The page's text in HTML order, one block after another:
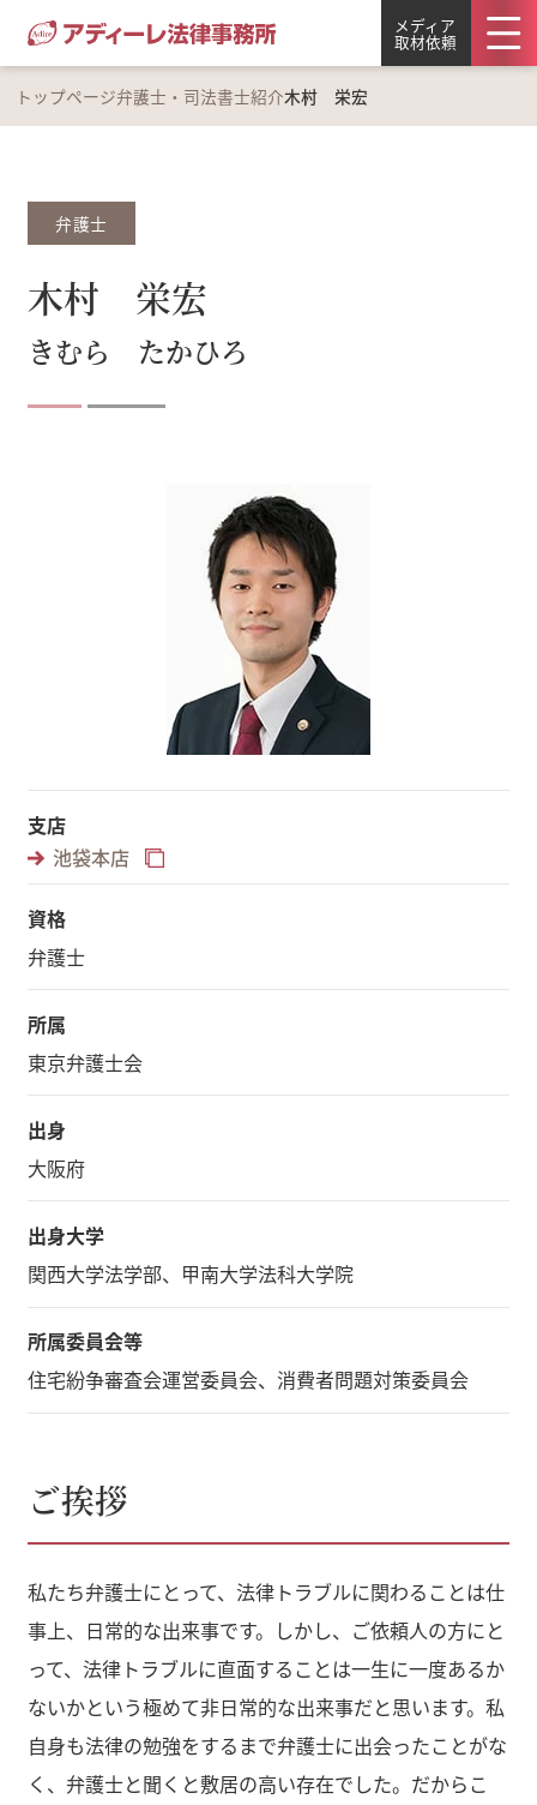
メディア
取材依頼
トップページ弁護士・司法書士紹介木村 栄宏
弁護士
木村 栄宏
きむら たかひろ
支店
池袋本店
資格
弁護士
所属
東京弁護士会
出身
大阪府
出身大学
関西大学法学部、甲南大学法科大学院
所属委員会等
住宅紛争審査会運営委員会、消費者問題対策委員会
ご挨拶
私たち弁護士にとって、法律トラブルに関わることは仕
事上、日常的な出来事です。しかし、ご依頼人の方にと
って、法律トラブルに直面することは一生に一度あるか
ないかという極めて非日常的な出来事だと思います。私
自身も法律の勉強をするまで弁護士に出会ったことがな
く、弁護士と聞くと敷居の高い存在でした。だからこ